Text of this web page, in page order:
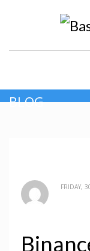
BLOG
FRIDAY,